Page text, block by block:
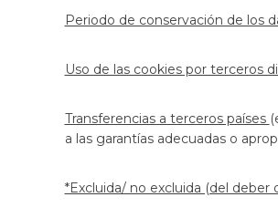
Periodo de conservación de los
Uso de las cookies por terceros
Transferencias a terceros países
a las garantías adecuadas o
*Excluida/ no excluida (del